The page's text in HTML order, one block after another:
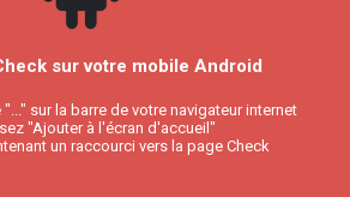
sur votre mobile Android
sur la barre de votre navigateur internet
"Ajouter à l'écran d'accueil"
un raccourci vers la page Check